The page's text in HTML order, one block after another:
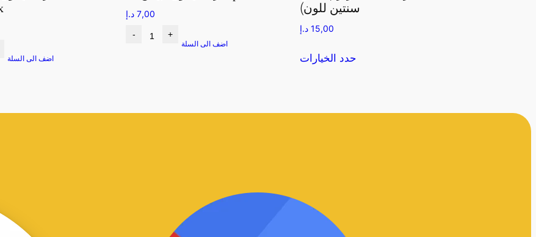
اضف الى السلة
7,00 د.إ
- +
اضف الى السلة
سنتين للون)
15,00 د.إ
حدد الخيارات